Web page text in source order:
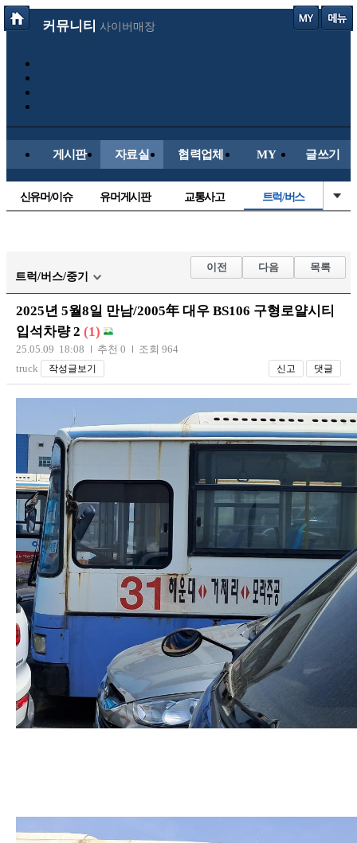
커뮤니티 사이버매장
게시판 자료실 협력업체 MY 글쓰기
신유머/이슈 유머게시판 교통사고 트럭/버스
레이싱모델 자유사진
군사/무기 항공/해운/철도
장착시공사진
트럭/버스/중기
이전 다음 목록
2025년 5월8일 만남/2005年 대우 BS106 구형로얄시티
입석차량 2 (1)
25.05.09 18:08 추천 0
조회 964
truck
작성글보기 신고 댓글